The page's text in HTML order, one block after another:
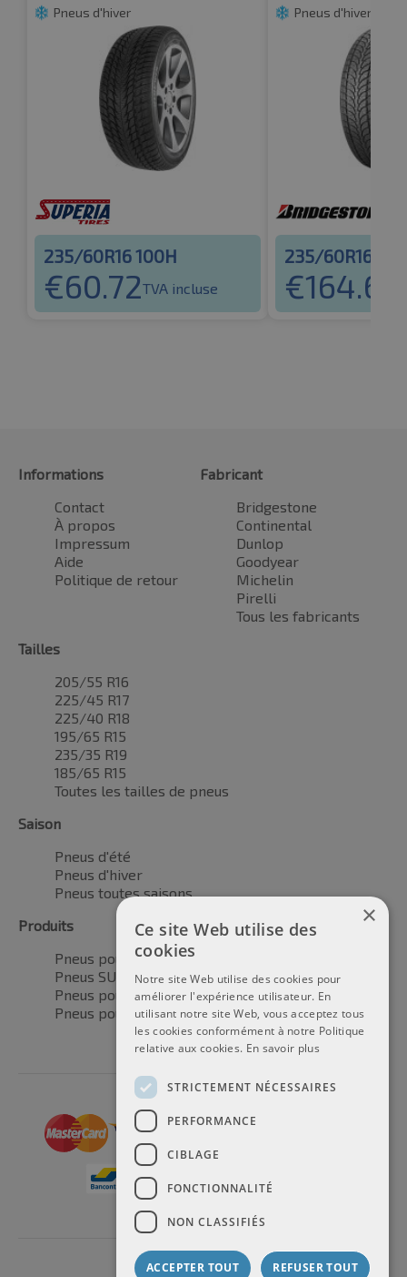
Pneus d'hiver
235/60R16 100H
€60.72TVA incluse
Pneus d'hiver
235/60R16
€164.62
Informations
Contact
À propos
Impressum
Aide
Politique de retour
Fabricant
Bridgestone
Continental
Dunlop
Goodyear
Michelin
Pirelli
Tous les fabricants
Tailles
205/55 R16
225/45 R17
225/40 R18
195/65 R15
235/35 R19
185/65 R15
Toutes les tailles de pneus
Saison
Pneus d'été
Pneus d'hiver
Pneus toutes saisons
Produits
Pneus pour voitures
Pneus SUV / 4x4
Pneus pour camionnettes
Pneus pour motos
×
Ce site Web utilise des
cookies
Notre site Web utilise des cookies pour
améliorer l'expérience utilisateur. En
utilisant notre site Web, vous acceptez tous
les cookies conformément à notre Politique
relative aux cookies. En savoir plus
STRICTEMENT NÉCESSAIRES
PERFORMANCE
CIBLAGE
FONCTIONNALITÉ
NON CLASSIFIÉS
ACCEPTER TOUT REFUSER TOUT